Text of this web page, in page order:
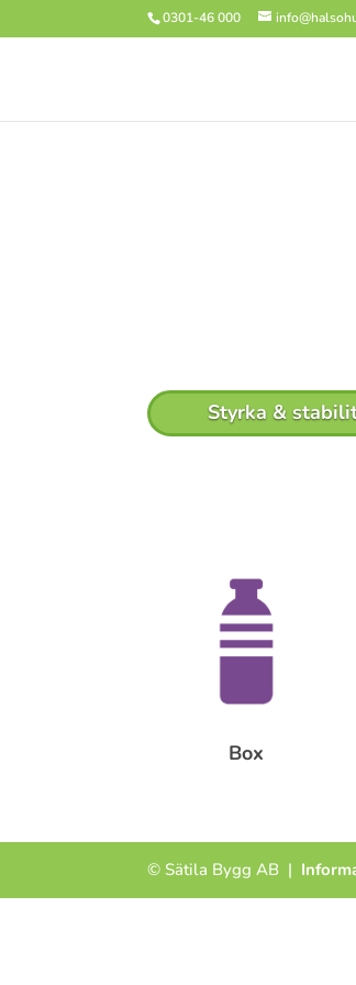
0301-46 000
Styrka &
Box
© Sätila Bygg AB |